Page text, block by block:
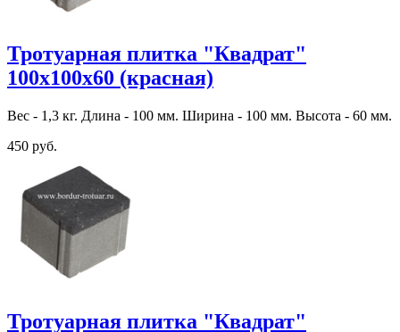
Тротуарная плитка "Квадрат"
100х100х60 (красная)
Вес - 1,3 кг. Длина - 100 мм. Ширина - 100 мм. Высота - 60 мм.
450 руб.
Тротуарная плитка "Квадрат"